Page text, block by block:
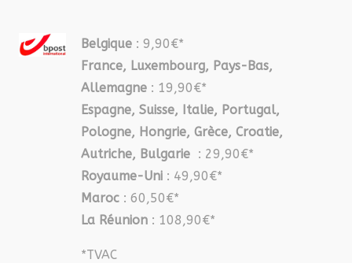
Belgique : 9,90€*
France, Luxembourg, Pays-Bas,
Allemagne : 19,90€*
Espagne, Suisse, Italie, Portugal,
Pologne, Hongrie, Grèce, Croatie,
Autriche, Bulgarie : 29,90€*
Royaume-Uni : 49,90€*
Maroc : 60,50€*
La Réunion : 108,90€*
*TVAC